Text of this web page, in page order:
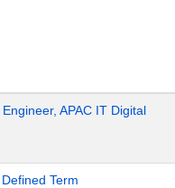
APAC IT Digital
Term